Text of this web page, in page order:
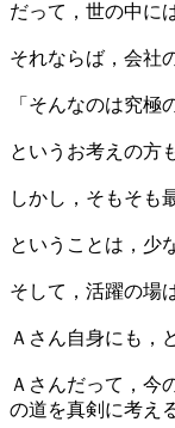
だって，世の中に
それならば，会社
「そんなのは究
というお考えの方
しかし，そもそも
ということは，少
そして，活躍の場
Ａさん自身にも，
Ａさんだって，今
の道を真剣に考え